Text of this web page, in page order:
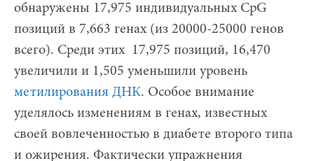
обнаружены 17,975 индивидуальных CpG
позиций в 7,663 генах (из 20000-25000 генов
всего). Среди этих 17,975 позиций, 16,470
увеличили и 1,505 уменьшили уровень
метилирования ДНК. Особое внимание
уделялось изменениям в генах, известных
своей вовлеченностью в диабете второго типа
и ожирения. Фактически упражнения